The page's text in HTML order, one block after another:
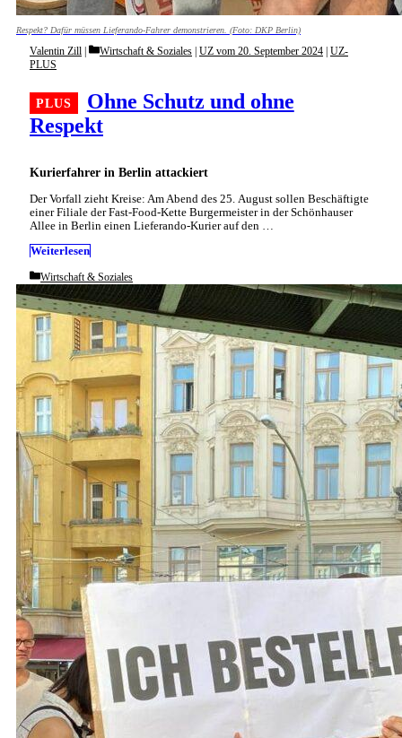
Respekt? Dafür müssen Lieferando-Fahrer demonstrieren. (Foto: DKP Berlin)
Kurierfahrer in Berlin attackiert
Ohne Schutz und ohne
Respekt
Valentin Zill Categories
Wirtschaft & Soziales UZ vom 20. September 2024 UZ-
PLUS
Der Vorfall zieht Kreise: Am Abend des 25. August sollen Beschäftigte
einer Filiale der Fast-Food-Kette Burgermeister in der Schönhauser
Allee in Berlin einen Lieferando-Kurier auf den …
Weiterlesen
Categories
Wirtschaft & Soziales